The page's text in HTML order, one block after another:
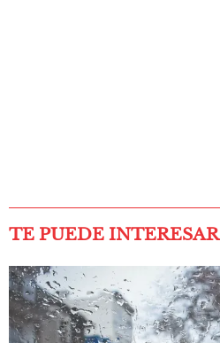
TE PUEDE INTERESAR